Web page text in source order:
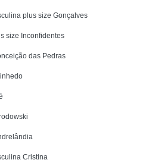
plus size Gonçalves
size Inconfidentes
das Pedras
Cristina